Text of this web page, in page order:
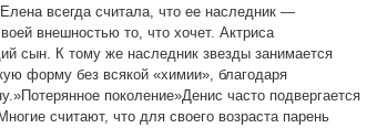
всегда считала, что ее наследник —
внешностью то, что хочет. Актриса
сын. К тому же наследник звезды занимается
форму без всякой «химии», благодаря
поколение»Денис часто подвергается
считают, что для своего возраста парень